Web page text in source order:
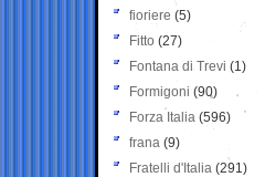
fioriere (5)
Fitto (27)
Fontana di Trevi (1)
Formigoni (90)
Forza Italia (596)
frana (9)
Fratelli d'Italia (291)